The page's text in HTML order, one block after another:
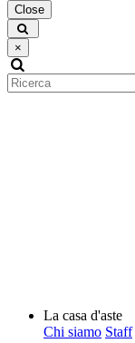
Close
×
La casa d'aste
Chi siamo Staff